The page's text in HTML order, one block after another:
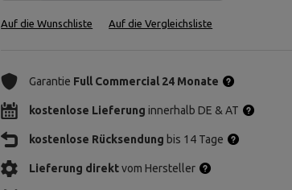
Auf die Wunschliste Auf die Vergleichsliste
Garantie Full Commercial 24 Monate
kostenlose Lieferung innerhalb DE & AT
kostenlose Rücksendung bis 14 Tage
Lieferung direktvom Hersteller